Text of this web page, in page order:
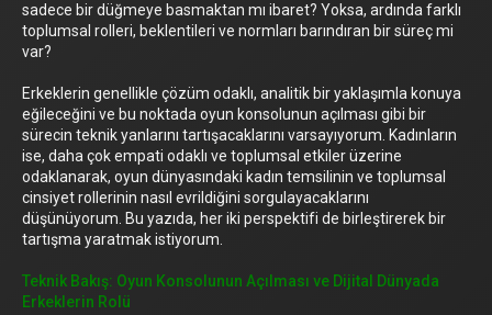
sadece bir düğmeye basmaktan mı ibaret? Yoksa, ardında farklı
toplumsal rolleri, beklentileri ve normları barındıran bir süreç mi
var?
Erkeklerin genellikle çözüm odaklı, analitik bir yaklaşımla konuya
eğileceğini ve bu noktada oyun konsolunun açılması gibi bir
sürecin teknik yanlarını tartışacaklarını varsayıyorum. Kadınların
ise, daha çok empati odaklı ve toplumsal etkiler üzerine
odaklanarak, oyun dünyasındaki kadın temsilinin ve toplumsal
cinsiyet rollerinin nasıl evrildiğini sorgulayacaklarını
düşünüyorum. Bu yazıda, her iki perspektifi de birleştirerek bir
tartışma yaratmak istiyorum.
Teknik Bakış: Oyun Konsolunun Açılması ve Dijital Dünyada
Erkeklerin Rolü